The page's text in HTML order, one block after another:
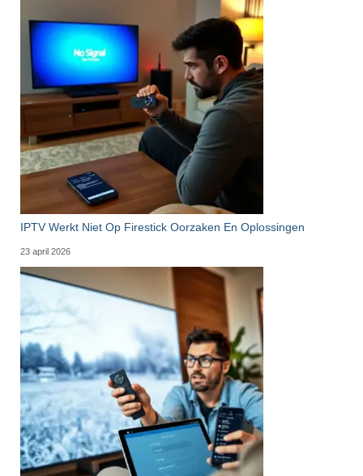
IPTV Werkt Niet Op Firestick Oorzaken En Oplossingen
23 april 2026